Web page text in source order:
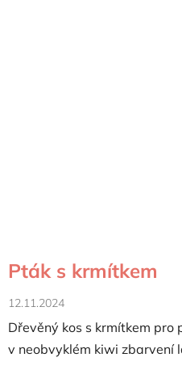
Pták s krmítkem
12.11.2024
Dřevěný kos s krmítkem pro
v neobvyklém kiwi zbarvení